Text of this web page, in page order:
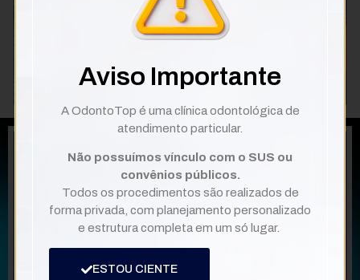
Aviso Importante
A OdontoTop é uma clínica odontológica de
atendimento particular.
Não possuímos vínculo com o SUS ou
convênios públicos.
Todos os procedimentos são realizados de
forma privada, com planejamento personalizado
e estrutura completa em um só lugar.
ESTOU CIENTE